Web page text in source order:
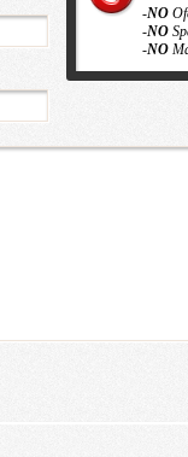
-NO
-NO
-NO